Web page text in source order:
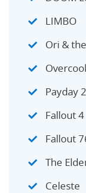
LIMBO
Ori &
Payday
Fallout 4
Fallout
The
Celeste